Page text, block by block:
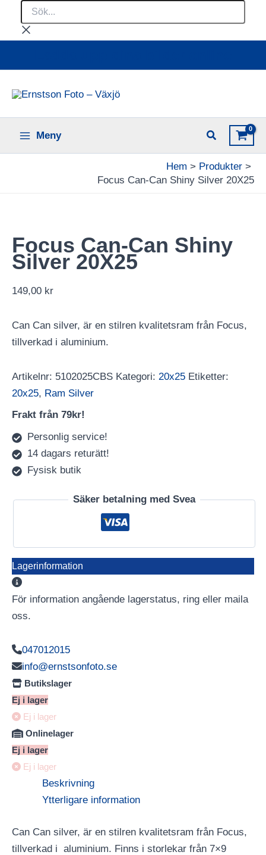
innehåll
Sök...
Meny
Hem
Produkter
Focus Can-Can Shiny Silver 20X25
Focus Can-Can Shiny
Silver 20X25
149,00 kr
Can Can silver, är en stilren kvalitetsram från Focus,
tillverkad i aluminium.
Artikelnr: 5102025CBS Kategori: 20x25 Etiketter:
20x25, Ram Silver
Frakt från 79kr!
Personlig service!
14 dagars returätt!
Fysisk butik
Säker betalning med Svea
Lagerinformation
För information angående lagerstatus, ring eller maila
oss.
047012015
info@ernstsonfoto.se
Butikslager
Ej i lager
Ej i lager
Onlinelager
Ej i lager
Ej i lager
Beskrivning
Ytterligare information
Can Can silver, är en stilren kvalitetsram från Focus,
tillverkad i aluminium. Finns i storlekar från 7×9